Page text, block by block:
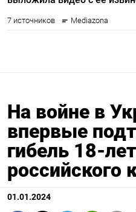
На войне в
впервые
гибель 18-
российского
01.01.2024